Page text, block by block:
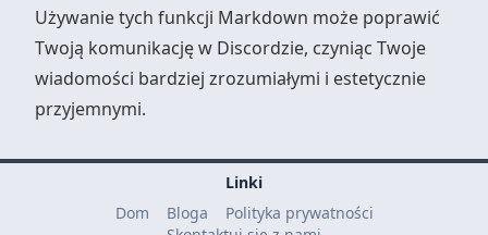
Używanie tych funkcji Markdown może poprawić
Twoją komunikację w Discordzie, czyniąc Twoje
wiadomości bardziej zrozumiałymi i estetycznie
przyjemnymi.
Linki
Dom
Bloga
Polityka prywatności